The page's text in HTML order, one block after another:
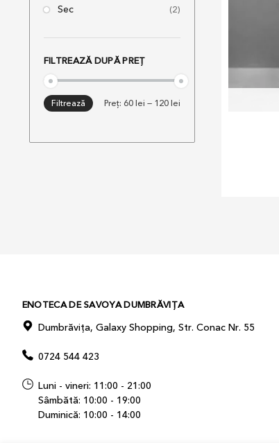
Sec (2)
FILTREAZĂ DUPĂ PREȚ
Filtrează Preț: 60 lei — 120 lei
ENOTECA DE SAVOYA DUMBRĂVIȚA
Dumbrăvița, Galaxy Shopping, Str. Conac Nr. 55
0724 544 423
Luni - vineri: 11:00 - 21:00
Sâmbătă: 10:00 - 19:00
Duminică: 10:00 - 14:00